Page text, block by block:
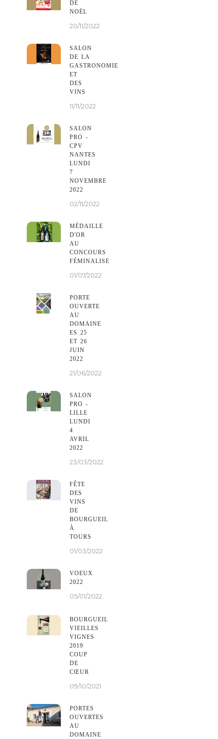
DE
NOËL
20/11/2022
SALON
DE LA
GASTRONOMIE
ET
DES
VINS
11/11/2022
SALON
PRO -
CPV
NANTES
LUNDI
7
NOVEMBRE
2022
02/11/2022
MÉDAILLE
D'OR
AU
CONCOURS
FÉMINALISE
01/07/2022
PORTE
OUVERTE
AU
DOMAINE
ES 25
ET 26
JUIN
2022
21/06/2022
SALON
PRO -
LILLE
LUNDI
4
AVRIL
2022
23/03/2022
FÊTE
DES
VINS
DE
BOURGUEIL
À
TOURS
01/03/2022
VOEUX
2022
05/01/2022
BOURGUEIL
VIEILLES
VIGNES
2019
COUP
DE
CŒUR
09/10/2021
PORTES
OUVERTES
AU
DOMAINE